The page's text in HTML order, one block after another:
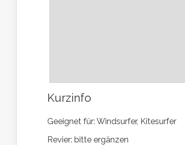
Kurzinfo
Geeignet für: Windsurfer, Kitesurfer
Revier: bitte ergänzen